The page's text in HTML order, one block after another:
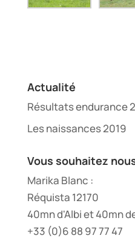
Actualité
Résultats endurance
Les naissances 2019
Vous souhaitez
Marika Blanc :
Réquista 12170
40mn d'Albi et 40mn
+33 (0)6 88 97 77 47